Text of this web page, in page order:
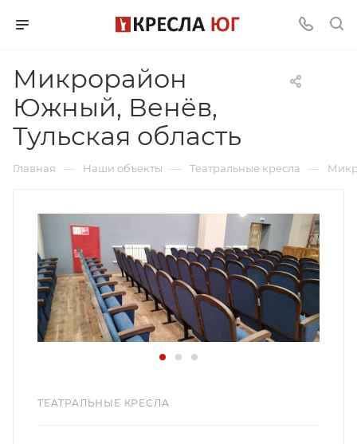
Микрорайон
Южный, Венёв,
Тульская область
Главная — Наши объекты — Театральные кресла —
ТЕАТРАЛЬНЫЕ КРЕСЛА